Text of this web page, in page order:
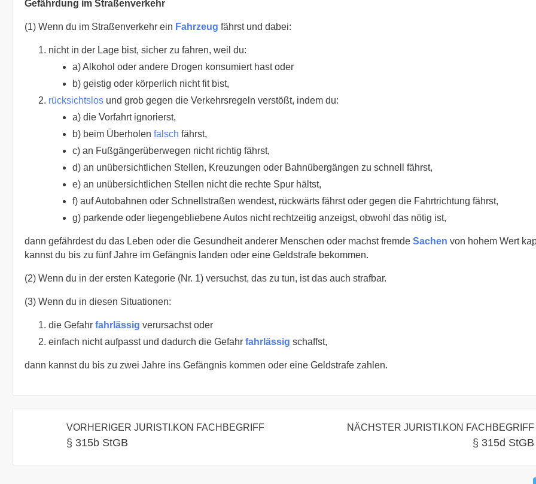
Gefährdung im Straßenverkehr
(1) Wenn du im Straßenverkehr ein Fahrzeug fährst und dabei:
nicht in der Lage bist, sicher zu fahren, weil du:
a) Alkohol oder andere Drogen konsumiert hast oder
b) geistig oder körperlich nicht fit bist,
rücksichtslos und grob gegen die Verkehrsregeln verstößt, indem du:
a) die Vorfahrt ignorierst,
b) beim Überholen falsch fährst,
c) an Fußgängerüberwegen nicht richtig fährst,
d) an unübersichtlichen Stellen, Kreuzungen oder Bahnübergängen zu schnell fährst,
e) an unübersichtlichen Stellen nicht die rechte Spur hältst,
f) auf Autobahnen oder Schnellstraßen wendest, rückwärts fährst oder gegen die Fahrtrichtung fährst,
g) parkende oder liegengebliebene Autos nicht rechtzeitig anzeigst, obwohl das nötig ist,
dann gefährdest du das Leben oder die Gesundheit anderer Menschen oder machst fremde Sachen von hohem Wert
kannst du bis zu fünf Jahre im Gefängnis landen oder eine Geldstrafe bekommen.
(2) Wenn du in der ersten Kategorie (Nr. 1) versuchst, das zu tun, ist das auch strafbar.
(3) Wenn du in diesen Situationen:
die Gefahr fahrlässig verursachst oder
einfach nicht aufpasst und dadurch die Gefahr fahrlässig schaffst,
dann kannst du bis zu zwei Jahre ins Gefängnis kommen oder eine Geldstrafe zahlen.
VORHERIGER JURISTI.KON FACHBEGRIFF
§ 315b StGB
NÄCHSTER JURISTI.KON FACHBEGRIFF
§ 315d StGB